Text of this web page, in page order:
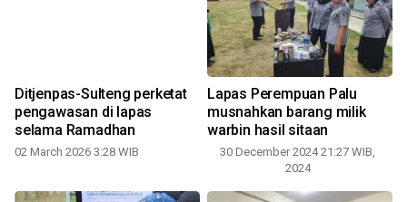
Ditjenpas-Sulteng perketat
pengawasan di lapas
selama Ramadhan
02 March 2026 3:28 WIB
Lapas Perempuan Palu
musnahkan barang milik
warbin hasil sitaan
30 December 2024 21:27 WIB,
2024